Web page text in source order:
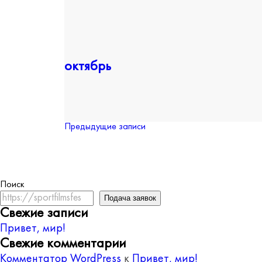
октябрь
Навигация
Предыдущие записи
Поиск
Подача заявок
Свежие записи
Привет, мир!
Свежие комментарии
Комментатор WordPress к Привет, мир!